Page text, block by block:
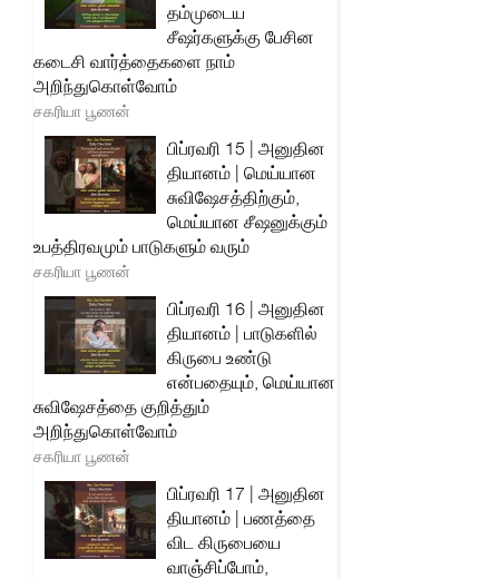
தம்முடைய
சீஷர்களுக்கு பேசின
கடைசி வார்த்தைகளை நாம்
அறிந்துகொள்வோம்
சகரியா பூணன்
பிப்ரவரி 15 | அனுதின
தியானம் | மெய்யான
சுவிஷேசத்திற்கும்,
மெய்யான சீஷனுக்கும்
உபத்திரவமும் பாடுகளும் வரும்
சகரியா பூணன்
பிப்ரவரி 16 | அனுதின
தியானம் | பாடுகளில்
கிருபை உண்டு
என்பதையும், மெய்யான
சுவிஷேசத்தை குறித்தும்
அறிந்துகொள்வோம்
சகரியா பூணன்
பிப்ரவரி 17 | அனுதின
தியானம் | பணத்தை
விட கிருபையை
வாஞ்சிப்போம்,